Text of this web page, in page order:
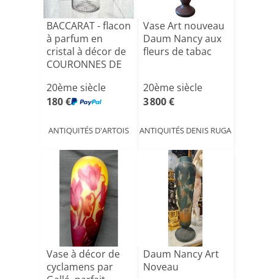
BACCARAT - flacon
à parfum en
cristal à décor de
COURONNES DE
20ème siècle
180 €
ANTIQUITÉS D'ARTOIS
Vase Art nouveau
Daum Nancy aux
fleurs de tabac
20ème siècle
3 800 €
ANTIQUITÉS DENIS RUGA
Vase à décor de
cyclamens par
Daum Nancy Art
Noveau